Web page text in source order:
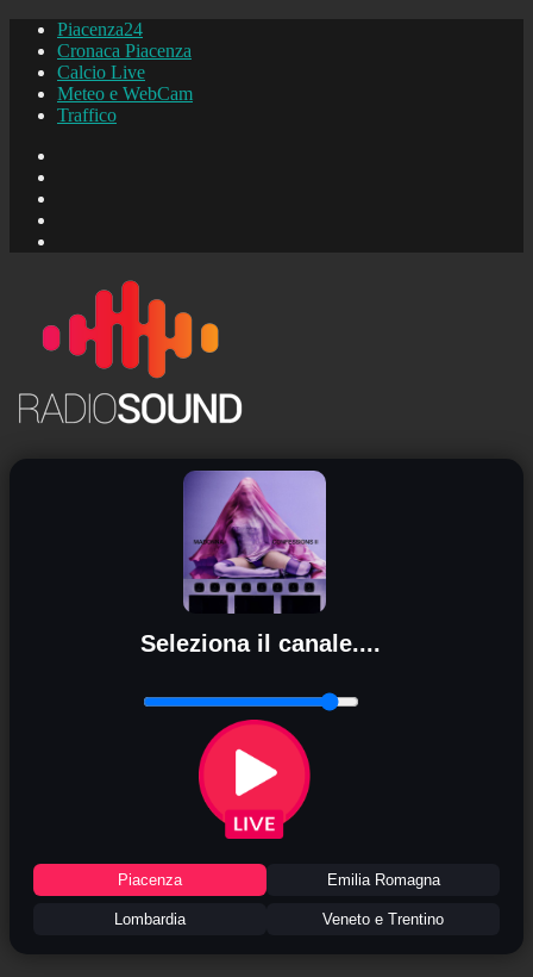
Piacenza24
Cronaca Piacenza
Calcio Live
Meteo e WebCam
Traffico
Seleziona il canale....
Piacenza Emilia Romagna
Lombardia Veneto e Trentino